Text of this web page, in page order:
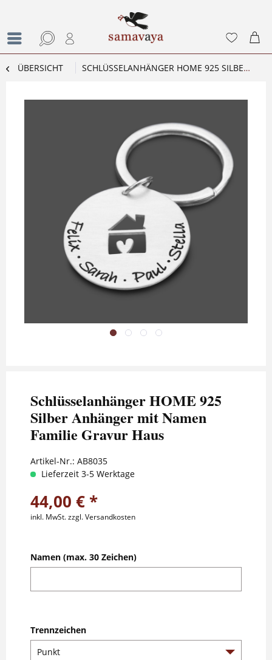
ÜBERSICHT SCHLÜSSELANHÄNGER HOME 925 SILBER ANHÄNGER MIT NAMEN FAMILIE GRAVUR HAUS
Schlüsselanhänger HOME 925
Silber Anhänger mit Namen
Familie Gravur Haus
Artikel-Nr.: AB8035
Lieferzeit 3-5 Werktage
44,00 € *
inkl. MwSt.zzgl. Versandkosten
Namen (max. 30 Zeichen)
Trennzeichen